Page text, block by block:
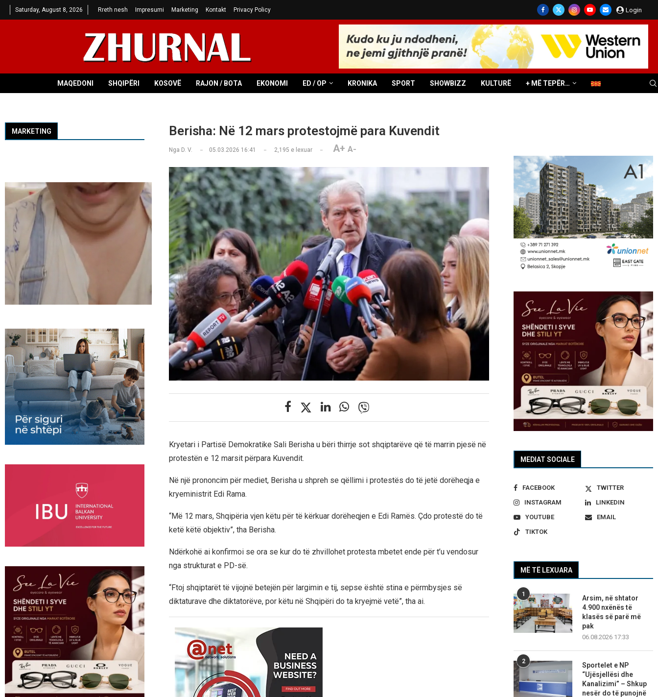
Saturday, August 8, 2026 Rreth nesh Impresumi Marketing Kontakt Privacy Policy Login
MAQEDONI SHQIPËRI KOSOVË RAJON / BOTA EKONOMI ED / OP KRONIKA SPORT SHOWBIZZ KULTURË + MË TEPËR…
Berisha: Në 12 mars protestojmë para Kuvendit
Nga D. V. 05.03.2026 16:41 2,195 e lexuar A+ A-
Kryetari i Partisë Demokratike Sali Berisha u bëri thirrje sot shqiptarëve që të marrin pjesë në
protestën e 12 marsit përpara Kuvendit.
Në një prononcim për mediet, Berisha u shpreh se qëllimi i protestës do të jetë dorëheqja e
kryeministrit Edi Rama.
“Më 12 mars, Shqipëria vjen këtu për të kërkuar dorëheqjen e Edi Ramës. Çdo protestë do të
ketë këtë objektiv”, tha Berisha.
Ndërkohë ai konfirmoi se ora se kur do të zhvillohet protesta mbetet ende për t’u vendosur
nga strukturat e PD-së.
“Ftoj shqiptarët të vijojnë betejën për largimin e tij, sepse është stina e përmbysjes së
diktaturave dhe diktatorëve, por këtu në Shqipëri do ta kryejmë vetë”, tha ai.
MEDIAT SOCIALE
FACEBOOK
TWITTER
INSTAGRAM
LINKEDIN
YOUTUBE
EMAIL
TIKTOK
MË TË LEXUARA
1
Arsim, në shtator
4.900 nxënës të
klasës së parë më
pak
06.08.2026 17:33
2
Sportelet e NP
“Ujësjellësi dhe
Kanalizimi” – Shkup
nesër do të punojnë
MARKETING